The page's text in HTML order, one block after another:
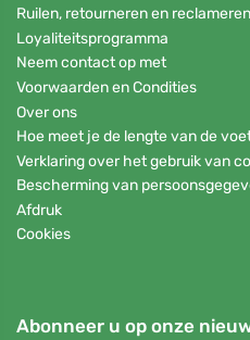
Ruilen, retourneren en reclameren
Loyaliteitsprogramma
Neem contact op met
Voorwaarden en Condities
Over ons
Hoe meet je de lengte van de
Verklaring over het gebruik van
Bescherming van
Afdruk
Cookies
Abonneer u op onze